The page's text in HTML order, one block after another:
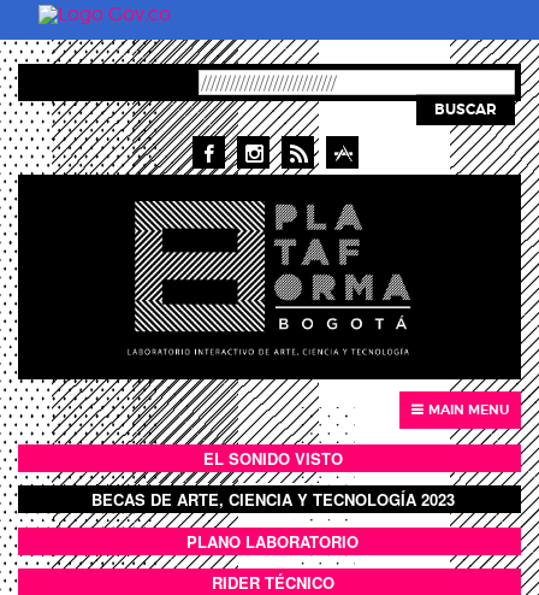
Pasar al contenido principal
BUSCAR
MAIN MENU
BOTÓN SONIDO VISTO
EL SONIDO VISTO
BOTON DOMO LLENO
BECAS DE ARTE, CIENCIA Y TECNOLOGÍA 2023
ANEXOS
PLANO LABORATORIO
RIDER TÉCNICO